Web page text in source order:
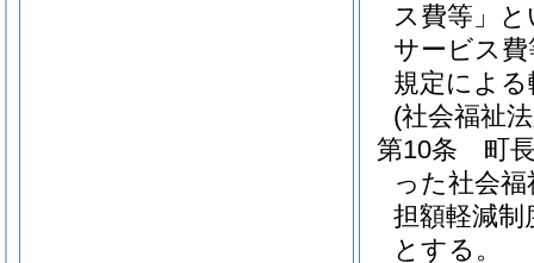
ス費等」
サービス
規定によ
(社会福祉
第10条
町
った社会
担額軽減制
とする。